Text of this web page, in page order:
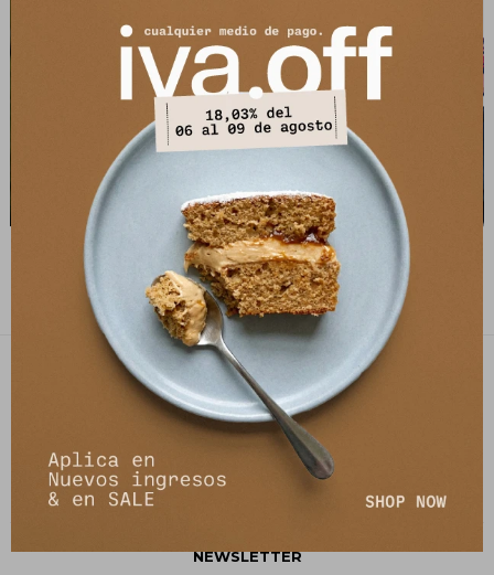
Camisa Alterna - Azul
1.990 5.390
Camisa Nysa - Estampa Azul
$ 1.490 5.990
PETRA STORE
27141061 - 099 747 832
21 de setiembre 2895, Montevideo
shop@petrastore.com.uy
De lunes a sábados de 11 a 20hs
NEWSLETTER